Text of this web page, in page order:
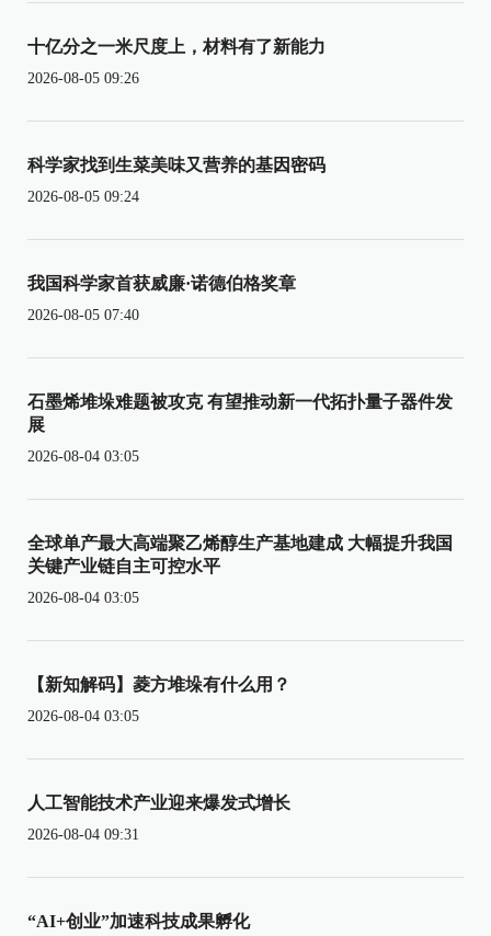
十亿分之一米尺度上，材料有了新能力
2026-08-05 09:26
科学家找到生菜美味又营养的基因密码
2026-08-05 09:24
我国科学家首获威廉·诺德伯格奖章
2026-08-05 07:40
石墨烯堆垛难题被攻克 有望推动新一代拓扑量子器件发
展
2026-08-04 03:05
全球单产最大高端聚乙烯醇生产基地建成 大幅提升我国
关键产业链自主可控水平
2026-08-04 03:05
【新知解码】菱方堆垛有什么用？
2026-08-04 03:05
人工智能技术产业迎来爆发式增长
2026-08-04 09:31
“AI+创业”加速科技成果孵化